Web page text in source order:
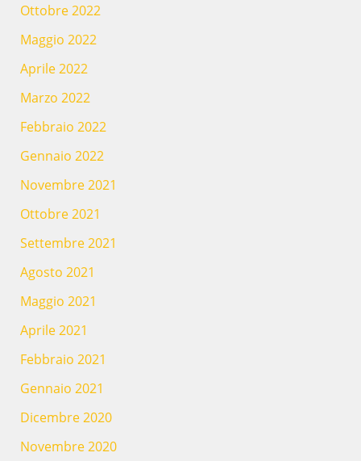
Ottobre 2022
Maggio 2022
Aprile 2022
Marzo 2022
Febbraio 2022
Gennaio 2022
Novembre 2021
Ottobre 2021
Settembre 2021
Agosto 2021
Maggio 2021
Aprile 2021
Febbraio 2021
Gennaio 2021
Dicembre 2020
Novembre 2020